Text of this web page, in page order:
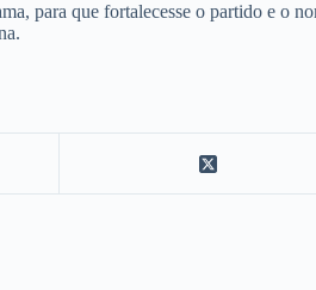
para que fortalecesse o partido e o